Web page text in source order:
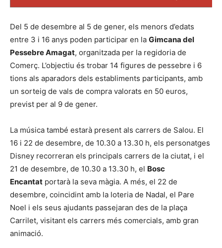
Del 5 de desembre al 5 de gener, els menors d’edats
entre 3 i 16 anys poden participar en la Gimcana del
Pessebre Amagat, organitzada per la regidoria de
Comerç. L’objectiu és trobar 14 figures de pessebre i 6
tions als aparadors dels establiments participants, amb
un sorteig de vals de compra valorats en 50 euros,
previst per al 9 de gener.
La música també estarà present als carrers de Salou. El
16 i 22 de desembre, de 10.30 a 13.30 h, els personatges
Disney recorreran els principals carrers de la ciutat, i el
21 de desembre, de 10.30 a 13.30 h, el Bosc
Encantat portarà la seva màgia. A més, el 22 de
desembre, coincidint amb la loteria de Nadal, el Pare
Noel i els seus ajudants passejaran des de la plaça
Carrilet, visitant els carrers més comercials, amb gran
animació.